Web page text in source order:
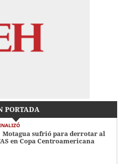
PORTADA
Motagua sufrió para derrotar al
en Copa Centroamericana